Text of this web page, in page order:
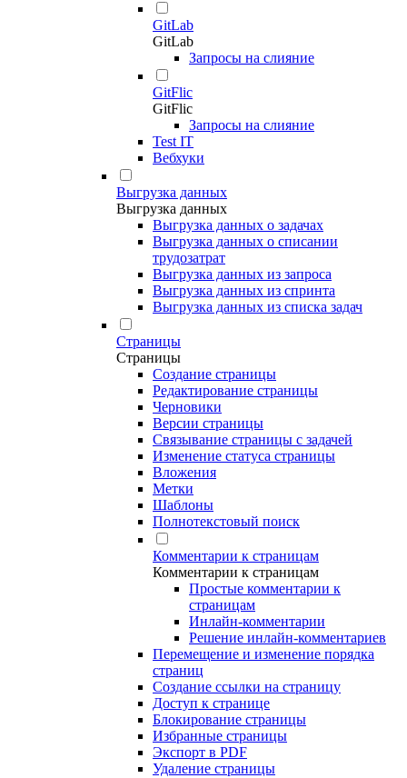
GitLab
GitLab
Запросы на слияние
GitFlic
GitFlic
Запросы на слияние
Test IT
Вебхуки
Выгрузка данных
Выгрузка данных
Выгрузка данных о задачах
Выгрузка данных о списании
трудозатрат
Выгрузка данных из запроса
Выгрузка данных из спринта
Выгрузка данных из списка задач
Страницы
Страницы
Создание страницы
Редактирование страницы
Черновики
Версии страницы
Связывание страницы с задачей
Изменение статуса страницы
Вложения
Метки
Шаблоны
Полнотекстовый поиск
Комментарии к страницам
Комментарии к страницам
Простые комментарии к
страницам
Инлайн-комментарии
Решение инлайн-комментариев
Перемещение и изменение порядка
страниц
Создание ссылки на страницу
Доступ к странице
Блокирование страницы
Избранные страницы
Экспорт в PDF
Удаление страницы